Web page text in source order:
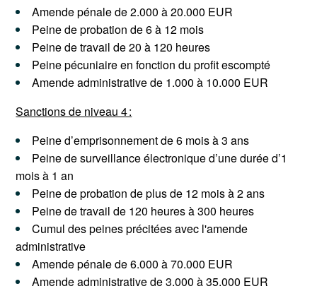
Amende pénale de 2.000 à 20.000 EUR
Peine de probation de 6 à 12 mois
Peine de travail de 20 à 120 heures
Peine pécuniaire en fonction du profit escompté
Amende administrative de 1.000 à 10.000 EUR
Sanctions de niveau 4 :
Peine d’emprisonnement de 6 mois à 3 ans
Peine de surveillance électronique d’une durée d’1
mois à 1 an
Peine de probation de plus de 12 mois à 2 ans
Peine de travail de 120 heures à 300 heures
Cumul des peines précitées avec l'amende
administrative
Amende pénale de 6.000 à 70.000 EUR
Amende administrative de 3.000 à 35.000 EUR